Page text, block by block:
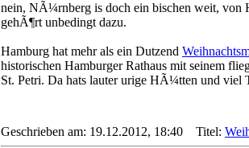
nein, NÃ¼rnberg is doch ein bischen weit, von
gehÃ¶rt unbedingt dazu.
Hamburg hat mehr als ein Dutzend
historischen Hamburger Rathaus mit seinem
St. Petri. Da hats lauter urige HÃ¼tten und viel
Geschrieben am: 19.12.2012, 18:40 Titel: